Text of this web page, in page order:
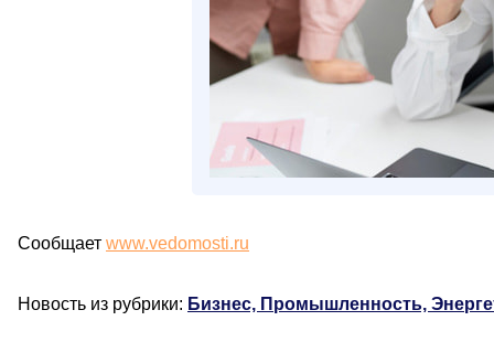
Сообщает www.vedomosti.ru
Новость из рубрики: Бизнес, Промышленность,